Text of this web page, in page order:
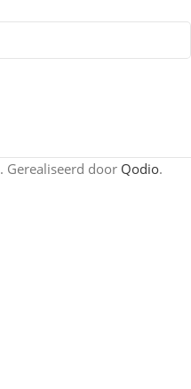
. Gerealiseerd door Qodio.